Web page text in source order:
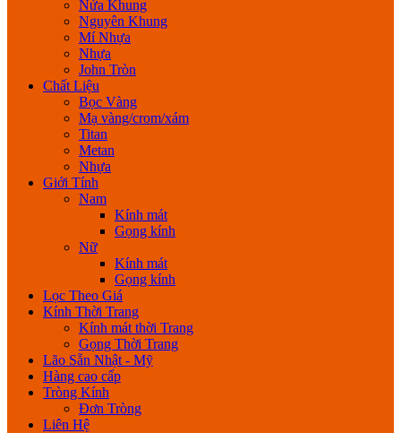
Nửa Khung
Nguyên Khung
Mí Nhựa
Nhựa
John Tròn
Chất Liệu
Bọc Vàng
Mạ vàng/crom/xám
Titan
Metan
Nhựa
Giới Tính
Nam
Kính mát
Gọng kính
Nữ
Kính mát
Gọng kính
Lọc Theo Giá
Kính Thời Trang
Kính mát thời Trang
Gọng Thời Trang
Lão Sẵn Nhật - Mỹ
Hàng cao cấp
Tròng Kính
Đơn Tròng
Liên Hệ